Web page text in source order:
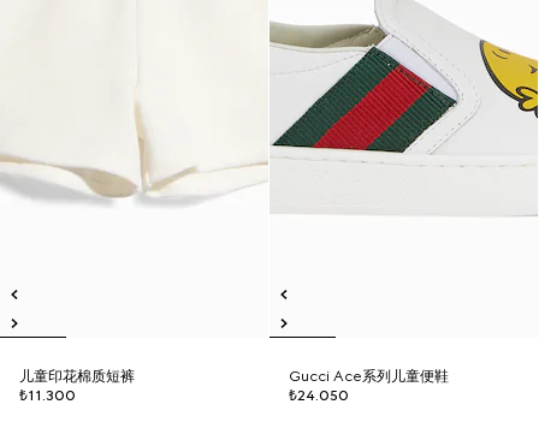
儿童印花棉质短裤
₺11.300
Gucci Ace系列儿童便鞋
₺24.050